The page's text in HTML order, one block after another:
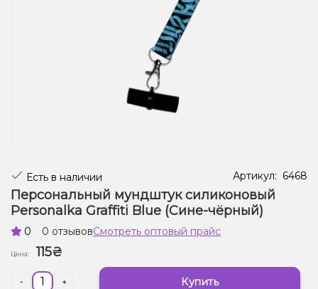
Жидкости для электронных сигарет
Есть в наличии Артикул: 6468
Персональный мундштук силиконовый
Personalka Graffiti Blue (Сине-чёрный)
0 0 отзывовСмотреть оптовый прайс
Цена: 115₴
- + Купить